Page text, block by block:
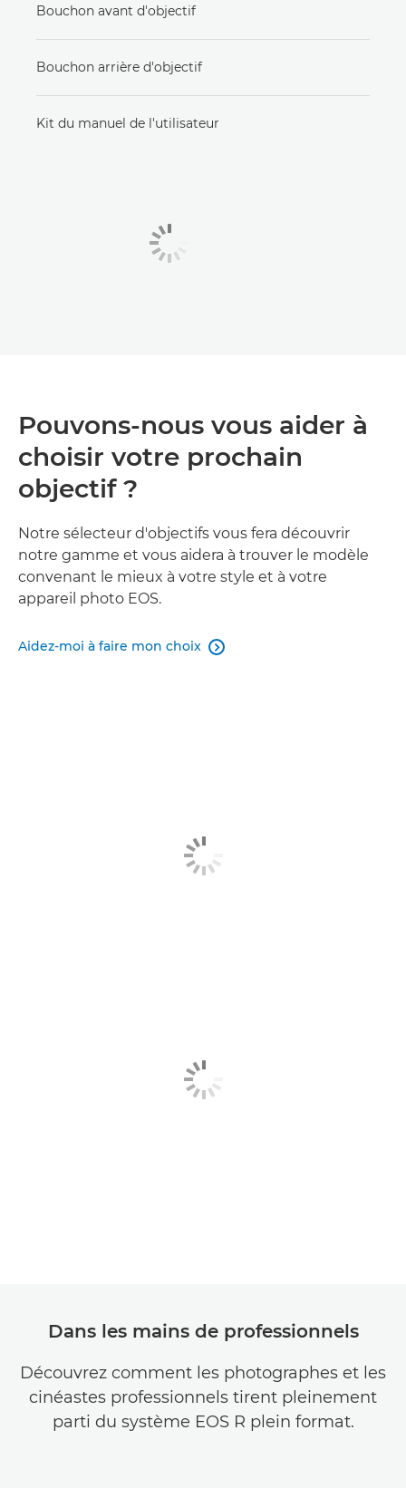
Bouchon avant d'objectif
Bouchon arrière d'objectif
Kit du manuel de l'utilisateur
Pouvons-nous vous aider à
choisir votre prochain
objectif ?
Notre sélecteur d'objectifs vous fera découvrir
notre gamme et vous aidera à trouver le modèle
convenant le mieux à votre style et à votre
appareil photo EOS.
Aidez-moi à faire mon choix 
Dans les mains de professionnels
Découvrez comment les photographes et les
cinéastes professionnels tirent pleinement
parti du système EOS R plein format.